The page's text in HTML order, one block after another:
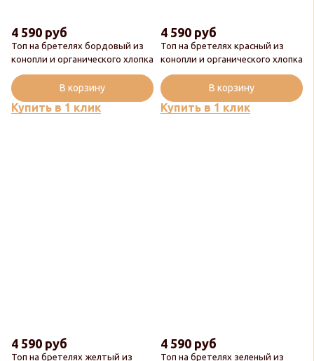
Топ на бретелях бордовый из
конопли и органического хлопка
4 590 руб
Купить в 1 клик
В корзину
Топ на бретелях красный из
конопли и органического хлопка
4 590 руб
Купить в 1 клик
В корзину
Топ на бретелях желтый из
4 590 руб
Топ на бретелях зеленый из
4 590 руб